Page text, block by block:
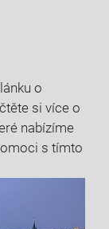
o
si více o
nabízíme​
s tímto